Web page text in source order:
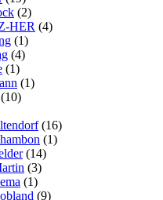
(2)
HER (4)
(1)
(4)
(1)
(1)
(10)
(16)
(1)
(14)
(3)
(1)
(9)